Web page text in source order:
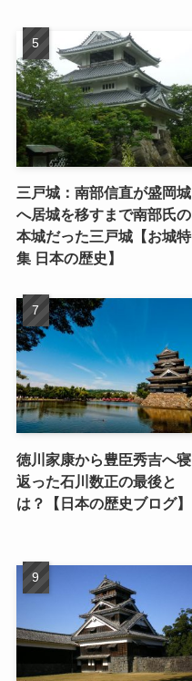
三戸城：南部信直が盛岡城
へ居城を移すまで南部氏の
本城だった三戸城【お城特
集 日本の歴史】
徳川家康から豊臣秀吉へ寝
返った石川数正の最後と
は？【日本の歴史ブログ】